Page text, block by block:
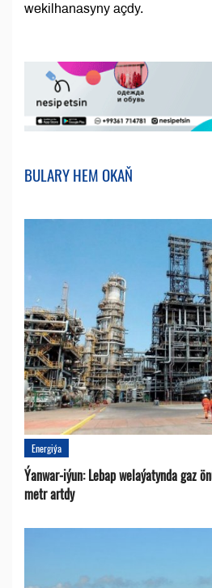
wekilhanasyny açdy.
BULARY HEM OKAŇ
Energiýa
Ýanwar-iýun: Lebap welaýatynda gaz
metr artdy